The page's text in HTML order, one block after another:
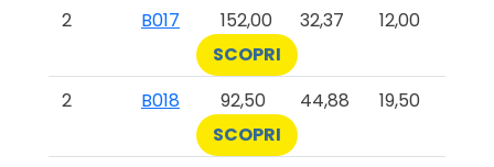
2
B017 152,00 32,37
12,00
SCOPRI
2
B018 92,50 44,88
19,50
SCOPRI